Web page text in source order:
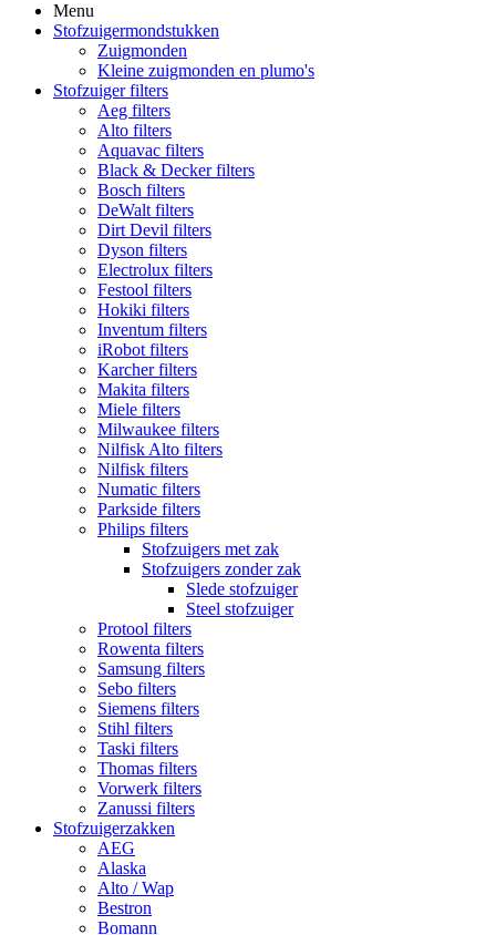
Menu
Stofzuigermondstukken
Zuigmonden
Kleine zuigmonden en plumo's
Stofzuiger filters
Aeg filters
Alto filters​
Aquavac filters
Black & Decker filters
Bosch filters
DeWalt filters
Dirt Devil filters
Dyson filters
Electrolux filters
Festool filters
Hokiki filters
Inventum filters
iRobot filters
Karcher filters
Makita filters
Miele filters
Milwaukee filters
Nilfisk Alto filters
Nilfisk filters
Numatic filters
Parkside filters
Philips filters
Stofzuigers met zak
Stofzuigers zonder zak
Slede stofzuiger
Steel stofzuiger
Protool filters
Rowenta filters
Samsung filters
Sebo filters
Siemens filters
Stihl filters
Taski filters
Thomas filters
Vorwerk filters
Zanussi filters
Stofzuigerzakken
AEG
Alaska
Alto / Wap
Bestron
Bomann